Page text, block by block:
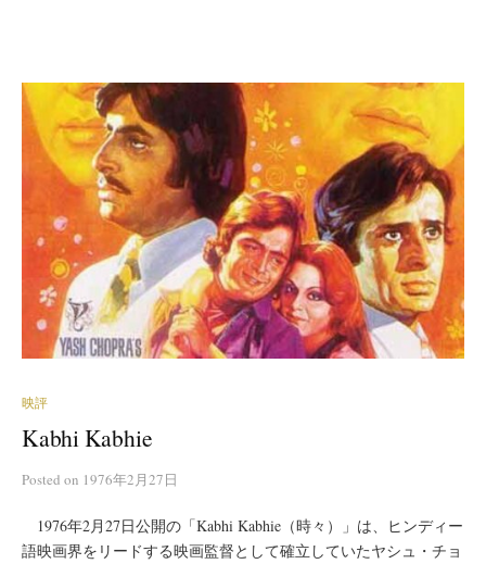
映評
Kabhi Kabhie
Posted on 1976年2月27日
1976年2月27日公開の「Kabhi Kabhie（時々）」は、ヒンディー
語映画界をリードする映画監督として確立していたヤシュ・チョ